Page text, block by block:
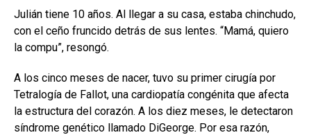
Julián tiene 10 años. Al llegar a su casa, estaba chinchudo,
con el ceño fruncido detrás de sus lentes. “Mamá, quiero
la compu”, resongó.
A los cinco meses de nacer, tuvo su primer cirugía por
Tetralogía de Fallot, una cardiopatía congénita que afecta
la estructura del corazón. A los diez meses, le detectaron
síndrome genético llamado DiGeorge. Por esa razón,